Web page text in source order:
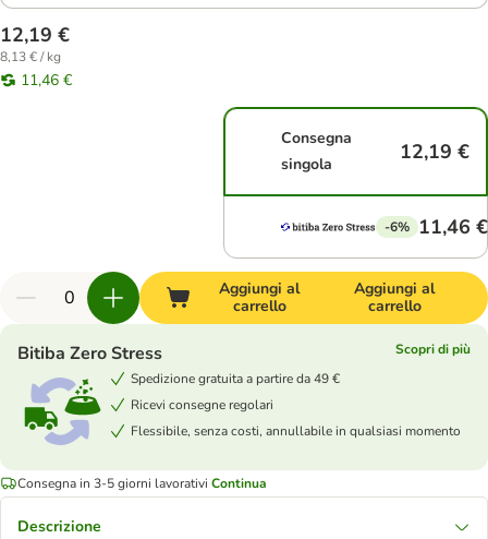
12,19 €
8,13 € / kg
11,46 €
Consegna
singola
12,19 €
-6% 11,46 €
Aggiungi al
carrello
Aggiungi al
carrello
Bitiba Zero Stress
Scopri di più
Spedizione gratuita a partire da 49 €
Ricevi consegne regolari
Flessibile, senza costi, annullabile in qualsiasi momento
Consegna in 3-5 giorni lavorativi Continua
Descrizione